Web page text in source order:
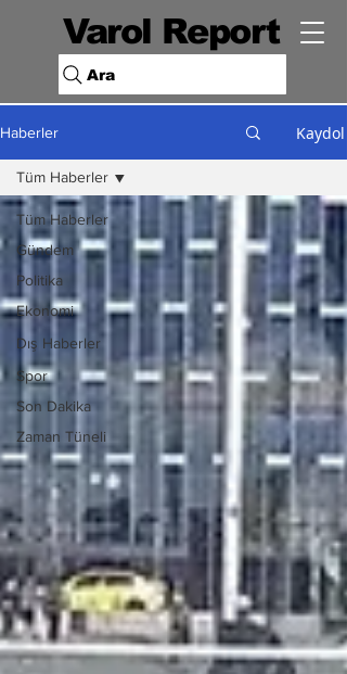
Varol Report
Ara
Haberler Kaydol
Tüm Haberler
Gündem
Politika
Ekonomi
Dış Haberler
Spor
Son Dakika
Zaman Tüneli
Tüm Haberler